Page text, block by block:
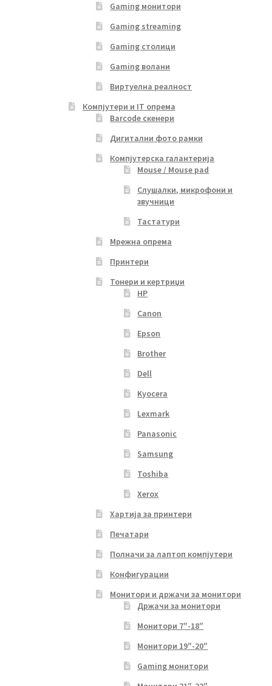
Gaming монитори
Gaming streaming
Gaming столици
Gaming волани
Виртуелна реалност
Компјутери и IT опрема
Barcode скенери
Дигитални фото рамки
Компјутерска галантерија
Mouse / Mouse pad
Слушалки, микрофони и
звучници
Тастатури
Мрежна опрема
Принтери
Тонери и кертриџи
HP
Canon
Epson
Brother
Dell
Kyocera
Lexmark
Panasonic
Samsung
Toshiba
Xerox
Хартија за принтери
Печатари
Полначи за лаптоп компјутери
Конфигурации
Монитори и држачи за монитори
Држачи за монитори
Монитори 7″-18″
Монитори 19″-20″
Gaming монитори